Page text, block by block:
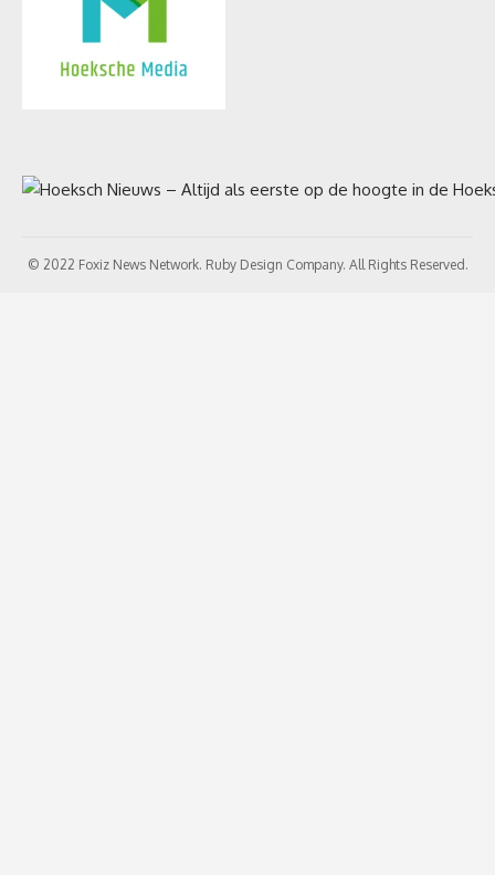
© 2022 Foxiz News Network. Ruby Design Company. All Rights Reserved.